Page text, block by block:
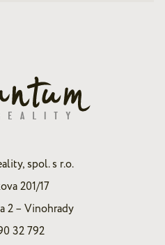
spol. s r.o.
201/17
2 – Vinohrady
32 792